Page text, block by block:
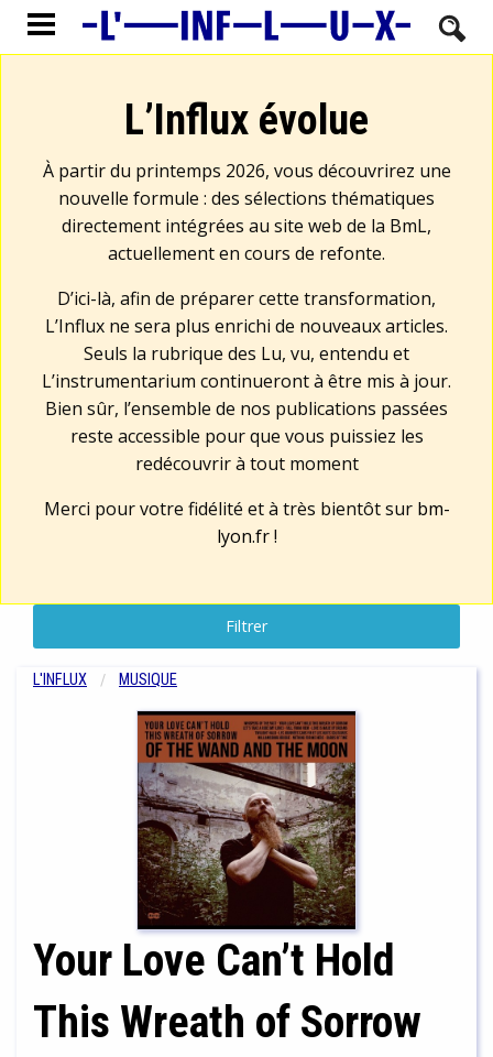
L’Influx évolue
À partir du printemps 2026, vous découvrirez une
nouvelle formule : des sélections thématiques
directement intégrées au site web de la BmL,
actuellement en cours de refonte.
D’ici-là, afin de préparer cette transformation,
L’Influx ne sera plus enrichi de nouveaux articles.
Seuls la rubrique des Lu, vu, entendu et
L’instrumentarium continueront à être mis à jour.
Bien sûr, l’ensemble de nos publications passées
reste accessible pour que vous puissiez les
redécouvrir à tout moment
Merci pour votre fidélité et à très bientôt sur bm-
lyon.fr!
Filtrer
L'INFLUX MUSIQUE
Your Love Can’t Hold
This Wreath of Sorrow